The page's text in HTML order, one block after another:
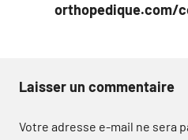
orthopedique.com/
Laisser un commentaire
Votre adresse e-mail ne sera